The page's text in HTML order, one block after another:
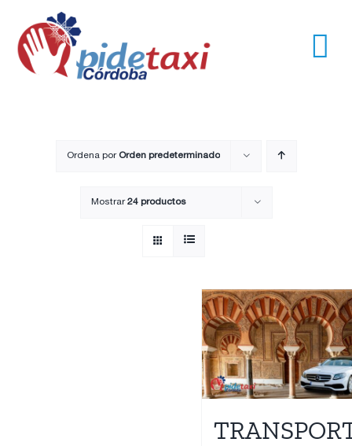
contenido
EmpresasOrdena por Orden predeterminado
Mostrar24 productos